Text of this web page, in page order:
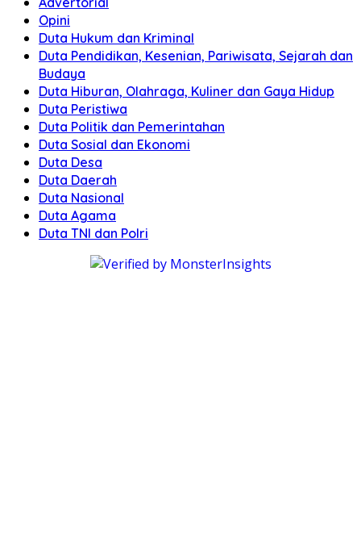
Opini
Duta Hukum dan Kriminal
Duta Pendidikan, Kesenian, Pariwisata, Sejarah dan
Budaya
Duta Hiburan, Olahraga, Kuliner dan Gaya Hidup
Duta Peristiwa
Duta Politik dan Pemerintahan
Duta Sosial dan Ekonomi
Duta Desa
Duta Daerah
Duta Nasional
Duta Agama
Duta TNI dan Polri